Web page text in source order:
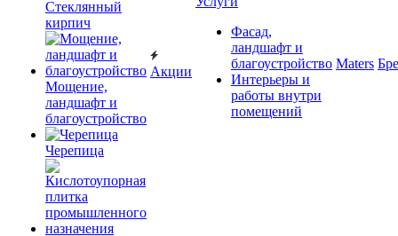
Cтеклянный
кирпич
Мощение,
ландшафт и
благоустройство
Черепица
Акции
Фасад,
ландшафт и
благоустройство
Интерьеры и
работы внутри
помещений
Maters